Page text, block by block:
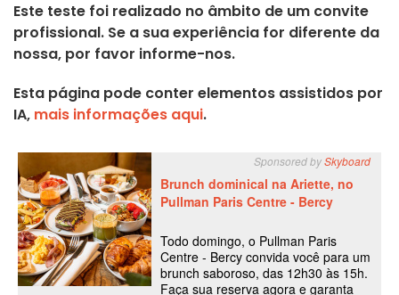
Este teste foi realizado no âmbito de um convite
profissional. Se a sua experiência for diferente da
nossa, por favor informe-nos.
Esta página pode conter elementos assistidos por
IA, mais informações aqui.